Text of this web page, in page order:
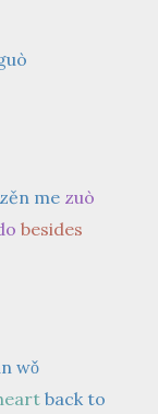
zěn me zuò
besides
wǒ
back to